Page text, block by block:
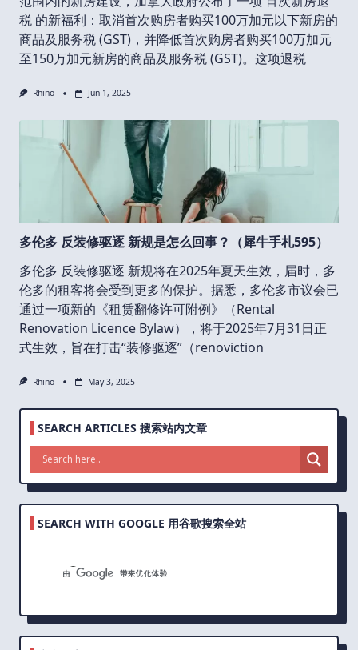
税 的新福利：取消首次购房者购买100万加元以下新房的
商品及服务税 (GST)，并降低首次购房者购买100万加元
至150万加元新房的商品及服务税 (GST)。这项退税
Rhino Jun 1, 2025
多伦多 反装修驱逐 新规是怎么回事？（犀牛手札595）
多伦多 反装修驱逐 新规将在2025年夏天生效，届时，多
伦多的租客将会受到更多的保护。据悉，多伦多市议会已
通过一项新的《租赁翻修许可附例》（Rental
Renovation Licence Bylaw），将于2025年7月31日正
式生效，旨在打击“装修驱逐”（renoviction
Rhino May 3, 2025
SEARCH ARTICLES 搜索站内文章
SEARCH WITH GOOGLE 用谷歌搜索全站